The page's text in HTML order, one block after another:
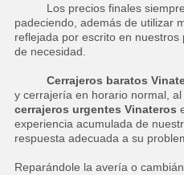
Los precios finales siempre
padeciendo, además de utilizar
reflejada por escrito en
de necesidad.
Cerrajeros baratos
y cerrajería en horario normal,
cerrajeros urgentes Vinateros
experiencia acumulada de
respuesta adecuada a su
Reparándole la avería o